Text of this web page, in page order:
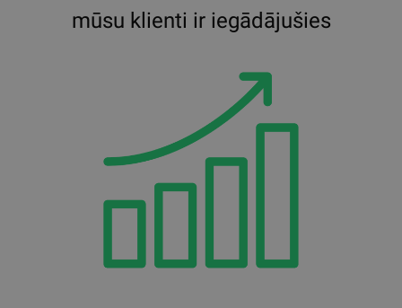
mūsu klienti ir iegādājušies